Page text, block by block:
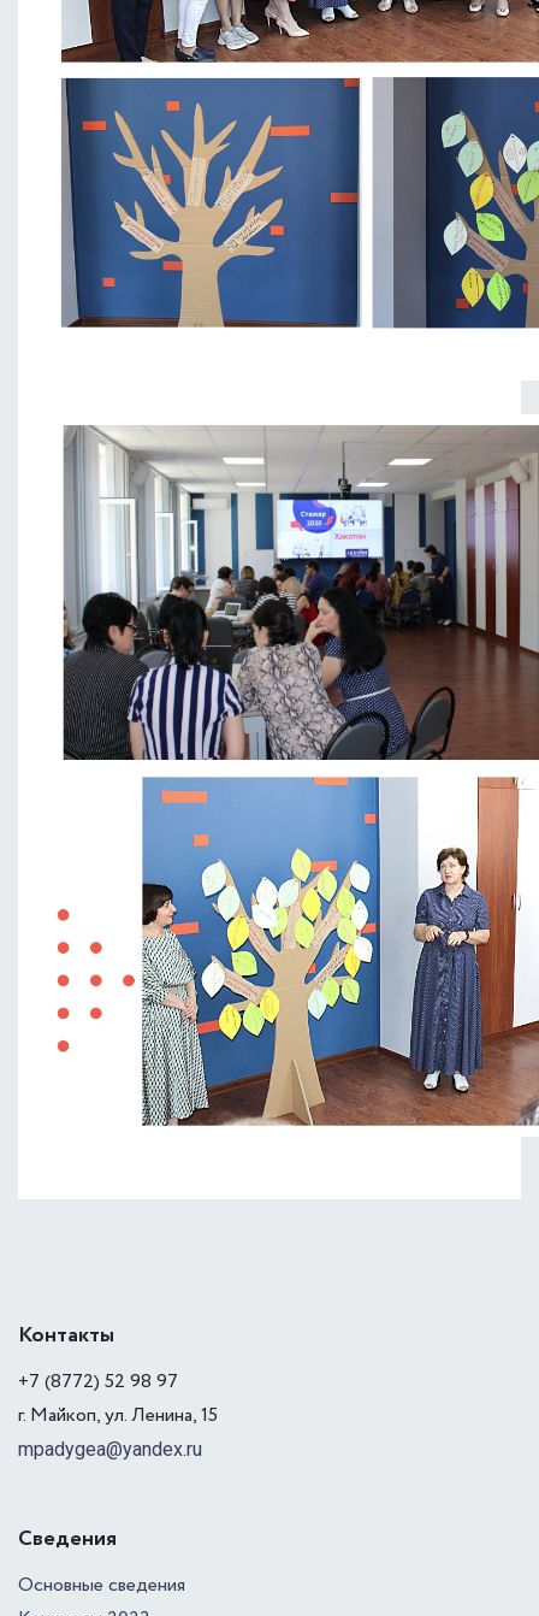
Контакты
+7 (8772) 52 98 97
г. Майкоп, ул. Ленина, 15
mpadygea@yandex.ru
Сведения
Основные сведения